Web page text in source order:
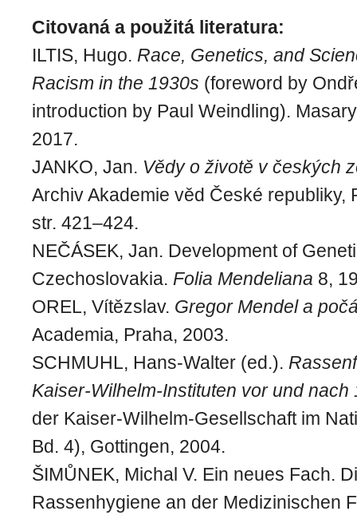
Citovaná a použitá literatura:
ILTIS, Hugo. Race, Genetics, and
Racism in the 1930s (foreword by
introduction by Paul Weindling).
2017.
JANKO, Jan. Vědy o životě v českých
Archiv Akademie věd České republiky,
str. 421–424.
NEČÁSEK, Jan. Development of
Czechoslovakia. Folia Mendeliana 8,
OREL, Vítězslav. Gregor Mendel a
Academia, Praha, 2003.
SCHMUHL, Hans-Walter (ed.).
Kaiser-Wilhelm-Instituten vor und nach
der Kaiser-Wilhelm-Gesellschaft im
Bd. 4), Gottingen, 2004.
ŠIMŮNEK, Michal V. Ein neues Fach.
Rassenhygiene an der Medizinischen